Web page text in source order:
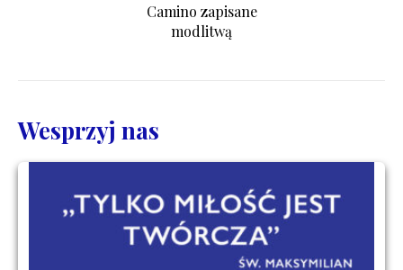
Camino zapisane
modlitwą
Wesprzyj nas